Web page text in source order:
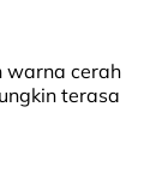
warna cerah
terasa